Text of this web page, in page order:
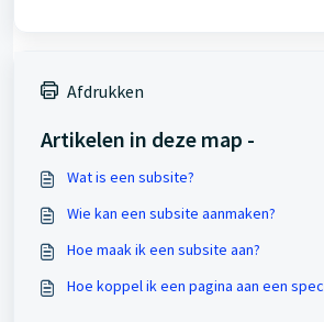
Afdrukken
Artikelen in deze map -
Wat is een subsite?
Wie kan een subsite aanmaken?
Hoe maak ik een subsite aan?
Hoe koppel ik een pagina aan een